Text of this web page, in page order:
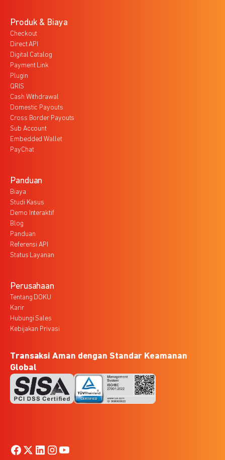
Produk & Biaya
Checkout
Direct API
Digital Catalog
Payment Link
Plugin
QRIS
Cash Withdrawal
Domestic Payouts
Cross Border Payouts
Sub Account
Embedded Wallet
PayChat
Panduan
Biaya
Studi Kasus
Demo Interaktif
Blog
Panduan
Referensi API
Status Layanan
Perusahaan
Tentang DOKU
Karir
Hubungi Sales
Kebijakan Privasi
Transaksi Aman dengan Standar Keamanan
Global